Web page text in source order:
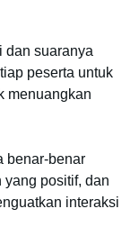
dan suaranya
peserta untuk
menuangkan
benar-benar
positif, dan
interaksi